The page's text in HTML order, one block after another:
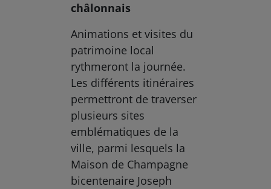
châlonnais
Animations et visites du
patrimoine local
rythmeront la journée.
Les différents itinéraires
permettront de traverser
plusieurs sites
emblématiques de la
ville, parmi lesquels la
Maison de Champagne
bicentenaire Joseph